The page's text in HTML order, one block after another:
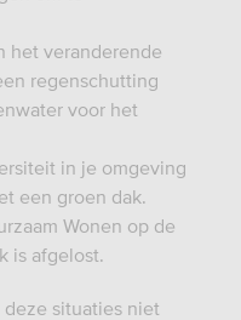
het veranderende
regenschutting
voor het
in je omgeving
een groen dak.
Wonen op de
is afgelost.
deze situaties niet